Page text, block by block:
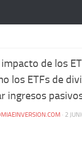
de los
los ETFs de
ingresos
· 2